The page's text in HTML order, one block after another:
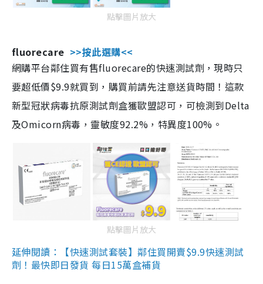
點擊圖片放大
fluorecare >>按此選購<<
網購平台鄰住買有售fluorecare的快速測試劑，現時只
要超低價$9.9就買到，購買前請先注意送貨時間！這款
新型冠狀病毒抗原測試劑盒獲歐盟認可，可檢測到Delta
及Omicorn病毒，靈敏度92.2%，特異度100%。
點擊圖片放大
延伸閱讀：【快速測試套裝】鄰住買開賣$9.9快速測試
劑！最快即日發貨 每日15萬盒補貨